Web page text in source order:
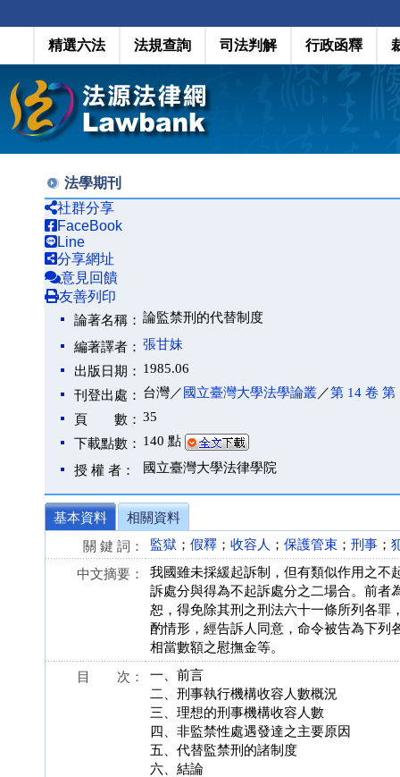
精選六法 法規查詢 司法判解 行政函釋
法學期刊
社群分享
FaceBook
Line
分享網址
意見回饋
友善列印
論著名稱： 論監禁刑的代替制度
編著譯者： 張甘妹
出版日期： 1985.06
刊登出處： 台灣／ 國立臺灣大學法學論叢／第 14 卷 第
頁 數： 35
下載點數： 140 點
授 權 者： 國立臺灣大學法律學院
基本資料
相關資料
關 鍵 詞：
監獄 ； 假釋 ； 收容人 ； 保護管束 ； 刑事 ；
中文摘要：
我國雖未採緩起訴制，但有類似作用之不
訴處分與得為不起訴處分之二場合。前者
恕，得免除其刑之刑法六十一條所列各罪
酌情形，經告訴人同意，命令被告為下列
相當數額之慰撫金等。
目 次：
一、前言
二、刑事執行機構收容人數概況
三、理想的刑事機構收容人數
四、非監禁性處遇發達之主要原因
五、代替監禁刑的諸制度
六、結論